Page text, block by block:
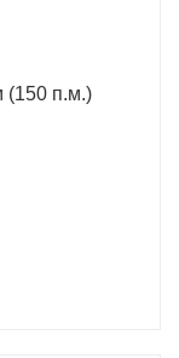
(150 п.м.)